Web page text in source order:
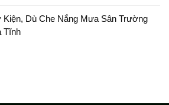
Kiện, Dù Che Nắng Mưa Sân Trường
Tĩnh